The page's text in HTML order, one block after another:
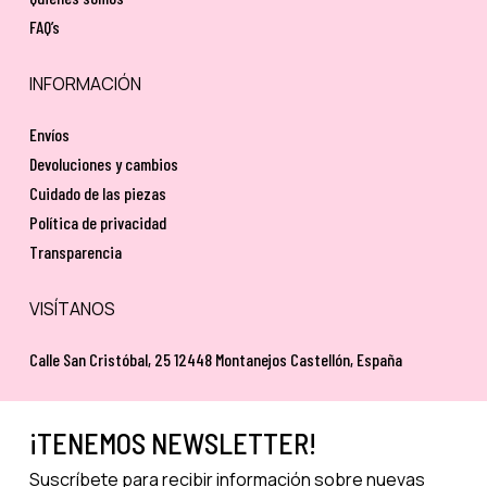
FAQ’s
INFORMACIÓN
Envíos
Devoluciones y cambios
Cuidado de las piezas
Política de privacidad
Transparencia
VISÍTANOS
Calle San Cristóbal, 25 12448 Montanejos Castellón, España
¡TENEMOS NEWSLETTER!
Suscríbete para recibir información sobre nuevas